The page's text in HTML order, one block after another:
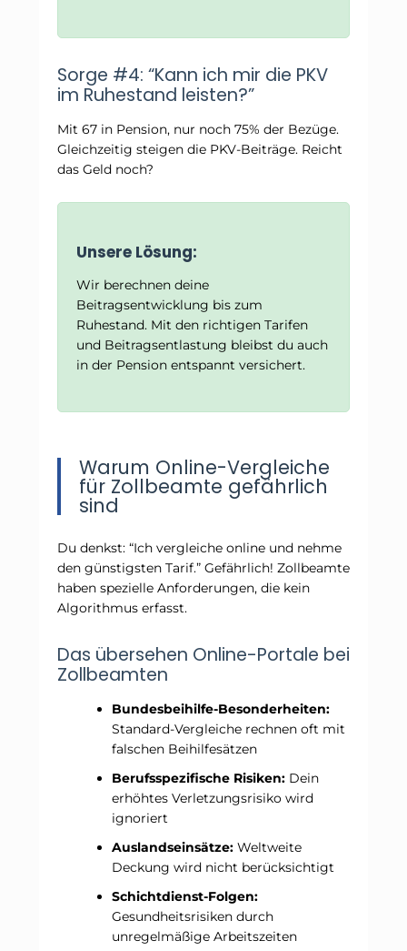
Sorge #4: “Kann ich mir die PKV
im Ruhestand leisten?”
Mit 67 in Pension, nur noch 75% der Bezüge.
Gleichzeitig steigen die PKV-Beiträge. Reicht
das Geld noch?
Unsere Lösung:
Wir berechnen deine
Beitragsentwicklung bis zum
Ruhestand. Mit den richtigen Tarifen
und Beitragsentlastung bleibst du auch
in der Pension entspannt versichert.
Warum Online-Vergleiche
für Zollbeamte gefährlich
sind
Du denkst: “Ich vergleiche online und nehme
den günstigsten Tarif.” Gefährlich! Zollbeamte
haben spezielle Anforderungen, die kein
Algorithmus erfasst.
Das übersehen Online-Portale bei
Zollbeamten
Bundesbeihilfe-Besonderheiten:
Standard-Vergleiche rechnen oft mit
falschen Beihilfesätzen
Berufsspezifische Risiken: Dein
erhöhtes Verletzungsrisiko wird
ignoriert
Auslandseinsätze: Weltweite
Deckung wird nicht berücksichtigt
Schichtdienst-Folgen:
Gesundheitsrisiken durch
unregelmäßige Arbeitszeiten